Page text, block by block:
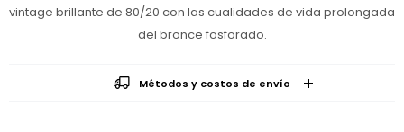
vintage brillante de 80/20 con las cualidades de vida prolongada
del bronce fosforado.
Métodos y costos de envío